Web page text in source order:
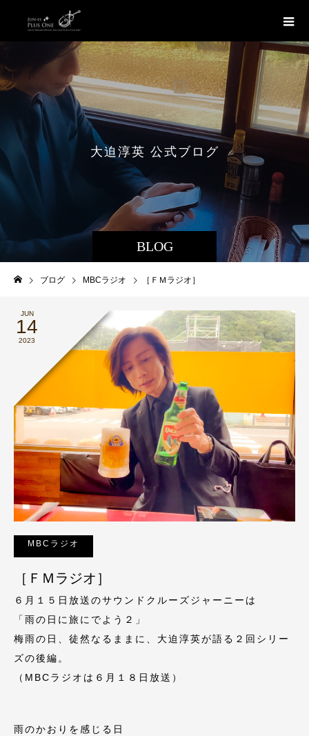
BLOG
大迫淳英 公式ブ ロ グ
ブログ MBCラジオ ［ＦＭラジオ］
JUN
14
2023
MBCラジオ
［ＦＭラジオ］
６月１５日放送のサウンドクルーズジャーニーは
「雨の日に旅にでよう２」
梅雨の日、徒然なるままに、大迫淳英が語る２回シリー
ズの後編。
（MBCラジオは６月１８日放送）
雨のかおりを感じる日